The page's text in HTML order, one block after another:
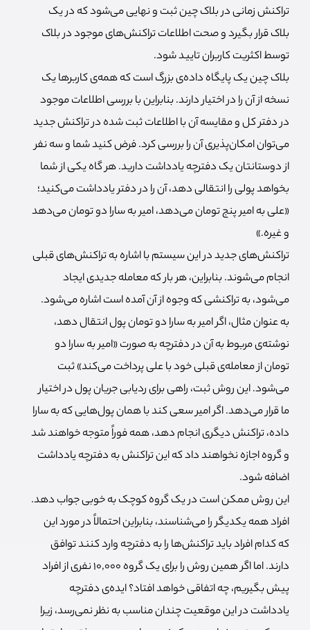
تراکنش زمانی در بلاک چین ثبت و نهایی می‌شود که در یک
بلاک قرار بگیرد و صحت اطلاعات تراکنش‌های موجود در بلاک
توسط اکثریت کاربران تایید شود.
بلاک چین یک پایگاه داده‌ی بزرگ است که همه‌ی کاربرها یک
نسخه از آن را در اختیار دارند. بنابراین با بررسی اطلاعات موجود
در دفتر کل و مقایسه آن با اطلاعات ثبت شده در تراکنش جدید
می‌توان امکان‌پذیری آن را بررسی کرد. فرض کنید شما و سه نفر
از دوستانتان یک دفترچه یادداشت دارید. هر گاه یکی از شما
بخواهد پولی را انتقالی دهد، آن را در دفتر یادداشت می‌کنید؛
«علی به امیر پنج تومان می‌دهد، امیر به سارا دو تومان می‌دهد
و غیره.»
تراکنش‌های جدید در این سیستم با اشاره به تراکنش‌های قبلی
انجام می‌شوند. بنابراین، هر بار که معامله جدیدی ایجاد
می‌شود، به تراکنشی که وجوه از آن آمده است اشاره می‌شود.
به عنوان مثال، اگر امیر به سارا دو تومان پول انتقال دهد،
نوشته‌ی مربوط به آن در دفترچه به صورت «امیر به سارا دو
تومان از معامله‌ی قبلی خود با علی پرداخت می‌کند» ثبت
می‌شود. این روش ثبت، راهی برای ردیابی جریان پول در اختیار
ما قرار می‌دهد. اگر امیر سعی کند با همان پول‌هایی که به سارا
داده، تراکنش دیگری انجام دهد، همه فوراً متوجه خواهند شد
و گروه اجازه نخواهند داد که این تراکنش به دفترچه یادداشت
اضافه شود.
این روش ممکن است در یک گروه کوچک به خوبی جواب دهد.
افراد همه یکدیگر را می‌شناسند، بنابراین احتمالاً در مورد این
که کدام افراد باید تراکنش‌ها را به دفترچه وارد کنند توافق
دارند. اما اگر همین روش را برای یک گروه 10,000 نفری از افراد
پیش بگیریم، چه اتفاقی خواهد افتاد؟ ایده‌ی دفترچه
یادداشت در این موقعیت چندان مناسب به نظر نمی‌رسد، زیرا